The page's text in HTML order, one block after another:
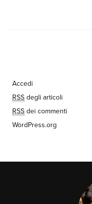
Accedi
RSS degli articoli
RSS dei commenti
WordPress.org